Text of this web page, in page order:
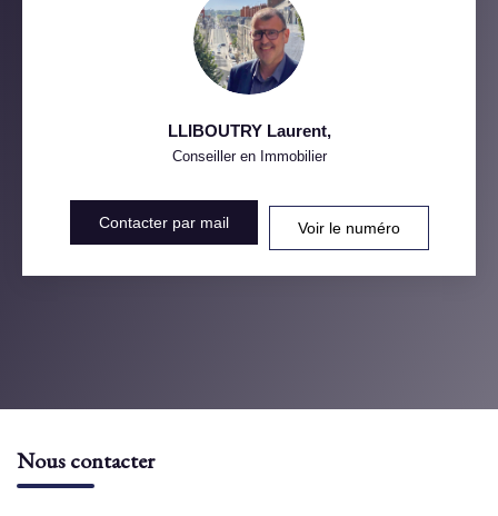
LLIBOUTRY Laurent,
Conseiller en Immobilier
Contacter par mail Voir le numéro
Nous contacter